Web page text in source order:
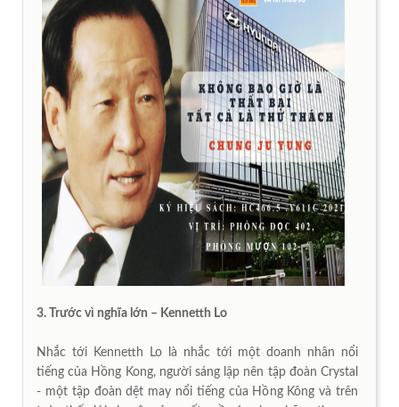
3. Trước vì nghĩa lớn – Kennetth Lo
Nhắc tới Kennetth Lo là nhắc tới một doanh nhân nổi
tiếng của Hồng Kong, người sáng lập nên tập đoàn Crystal
- một tập đoàn dệt may nổi tiếng của Hồng Kông và trên